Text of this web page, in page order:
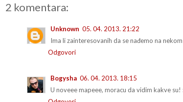
2 komentara:
Unknown 05. 04. 2013. 21:22
Ima li zainteresovanih da se nađemo na
Odgovori
Bogysha 06. 04. 2013. 18:15
U noveee mapeee, moracu da vidim kakve su!